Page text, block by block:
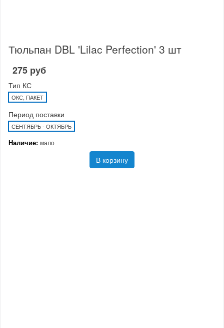
Тюльпан DBL 'Lilac Perfection' 3 шт
275 руб
Тип КС
ОКС, ПАКЕТ
Период поставки
СЕНТЯБРЬ - ОКТЯБРЬ
Наличие: мало
В корзину